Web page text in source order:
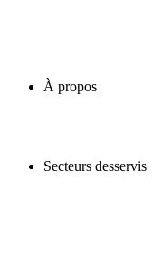
À propos
Secteurs desservis